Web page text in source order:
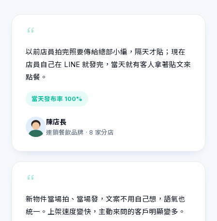
“
以前店員拍完照要傳給總部小編，隔天才貼；現在
店員自己在 LINE 就發完，當天就有客人拿著貼文來
點餐。
當天發布率 100%
陳店長
連鎖餐飲品牌 · 8 家分店
“
新物件當場拍、當場發，文案不用自己想，語氣也
統一。上架速度變快，主動來問的客戶明顯變多。